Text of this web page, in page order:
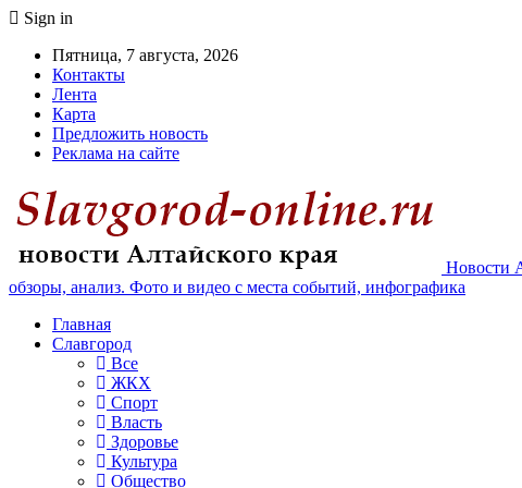
Sign in
Пятница, 7 августа, 2026
Контакты
Лента
Карта
Предложить новость
Реклама на сайте
Новости
обзоры, анализ. Фото и видео с места событий, инфографика
Главная
Славгород
Все
ЖКХ
Спорт
Власть
Здоровье
Культура
Общество